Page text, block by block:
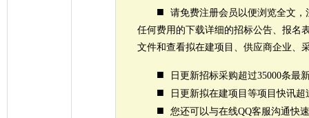
■
请免费注册会员以便浏览全文
任何费用的下载详细的招标公告、报名
文件和查看拟在建项目、供应商企业、
■ 日更新招标采购超过35000条最
■ 日更新拟在建项目等项目快讯超
■ 您还可以与在线QQ客服沟通快